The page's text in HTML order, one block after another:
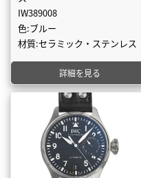
IW389008
色:ブルー
材質:セラミック・ステンレス
詳細を見る